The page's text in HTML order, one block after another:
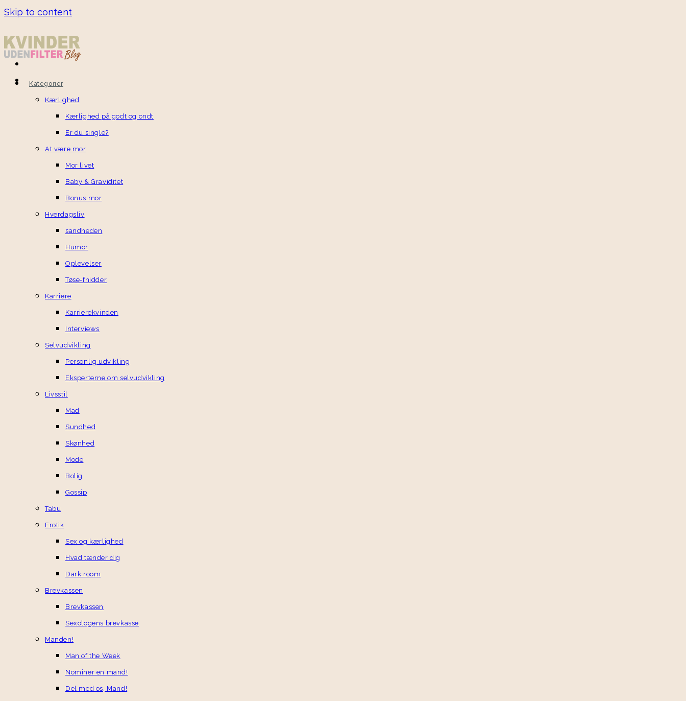
Skip to content
Kategorier
Kærlighed
Kærlighed på godt og ondt
Er du single?
At være mor
Mor livet
Baby & Graviditet
Bonus mor
Hverdagsliv
sandheden
Humor
Oplevelser
Tøse-fnidder
Karriere
Karrierekvinden
Interviews
Selvudvikling
Personlig udvikling
Eksperterne om selvudvikling
Livsstil
Mad
Sundhed
Skønhed
Mode
Bolig
Gossip
Tabu
Erotik
Sex og kærlighed
Hvad tænder dig
Dark room
Brevkassen
Brevkassen
Sexologens brevkasse
Manden!
Man of the Week
Nominer en mand!
Del med os, Mand!